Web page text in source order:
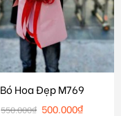
Bó Hoa Đẹp M769
550.000₫ 500.000₫